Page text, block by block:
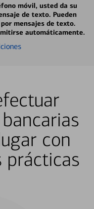
móvil, usted da su
de texto. Pueden
mensajes de texto.
automáticamente.
con
prácticas